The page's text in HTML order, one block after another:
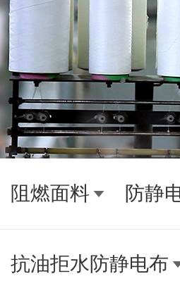
阻燃面料 防静
抗油拒水防静电布